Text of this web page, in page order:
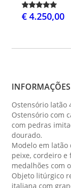
€ 4.250,00
Ostensório latão
Ostensório com
com pedras
dourado.
Modelo em
peixe, cordeiro e
medalhões com
Objeto litúrgico
italiana com